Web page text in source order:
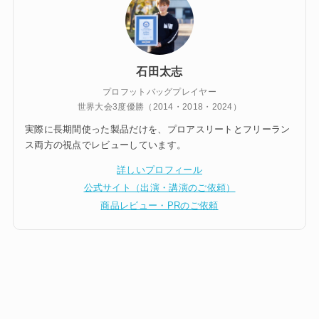
石田太志
プロフットバッグプレイヤー
世界大会3度優勝（2014・2018・2024）
実際に長期間使った製品だけを、プロアスリートとフリーラン
ス両方の視点でレビューしています。
詳しいプロフィール
公式サイト（出演・講演のご依頼）
商品レビュー・PRのご依頼